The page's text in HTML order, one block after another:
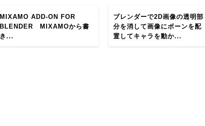
MIXAMO ADD-ON FOR
BLENDER MIXAMOから書
き...
ブレンダーで2D画像の透明部
分を消して画像にボーンを配
置してキャラを動か...